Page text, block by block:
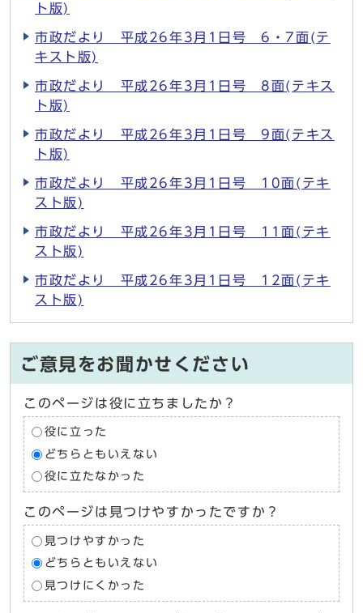
ト版)
市政だより 平成26年3月1日号 6・7面(テ
キスト版)
市政だより 平成26年3月1日号 8面(テキス
ト版)
市政だより 平成26年3月1日号 9面(テキス
ト版)
市政だより 平成26年3月1日号 10面(テキ
スト版)
市政だより 平成26年3月1日号 11面(テキ
スト版)
市政だより 平成26年3月1日号 12面(テキ
スト版)
ご意見をお聞かせください
このページは役に立ちましたか？
役に立った
どちらともいえない
役に立たなかった
このページは見つけやすかったですか？
見つけやすかった
どちらともいえない
見つけにくかった